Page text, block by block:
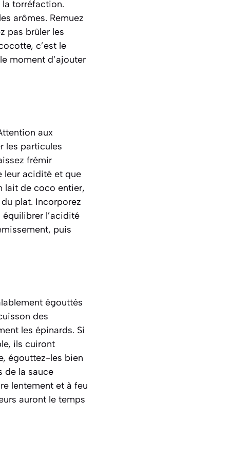
la torréfaction.
arômes. Remuez
pas brûler les
c’est le
moment d’ajouter
aux
les particules
frémir
leur acidité et que
lait de coco entier,
plat. Incorporez
l’acidité
puis
égouttés
des
les épinards. Si
ils cuiront
égouttez-les bien
de la sauce
lentement et à feu
auront le temps